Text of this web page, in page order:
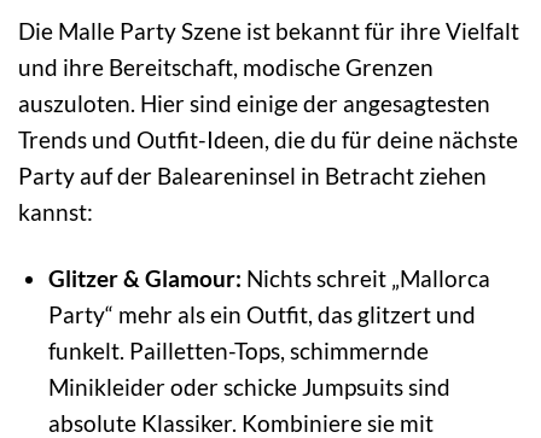
Die Malle Party Szene ist bekannt für ihre Vielfalt
und ihre Bereitschaft, modische Grenzen
auszuloten. Hier sind einige der angesagtesten
Trends und Outfit-Ideen, die du für deine nächste
Party auf der Baleareninsel in Betracht ziehen
kannst:
Glitzer & Glamour: Nichts schreit „Mallorca
Party“ mehr als ein Outfit, das glitzert und
funkelt. Pailletten-Tops, schimmernde
Minikleider oder schicke Jumpsuits sind
absolute Klassiker. Kombiniere sie mit